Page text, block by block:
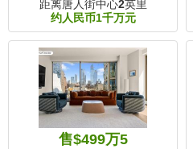
距离唐人街中心2英里
约人民币1千万元
售$499万5